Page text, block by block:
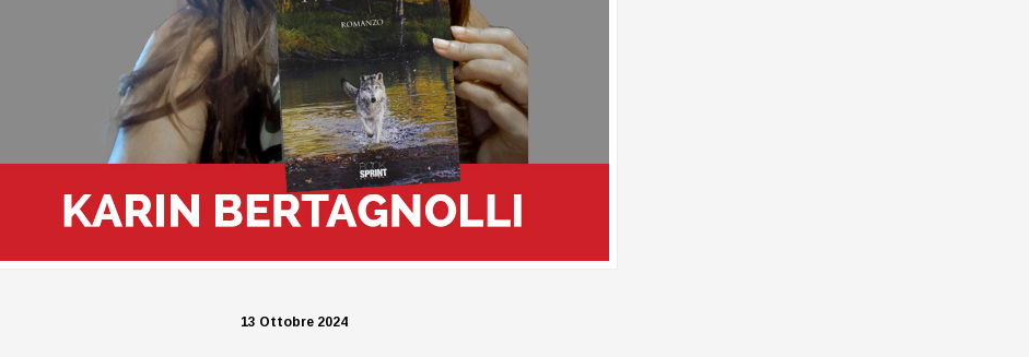
13 Ottobre 2024